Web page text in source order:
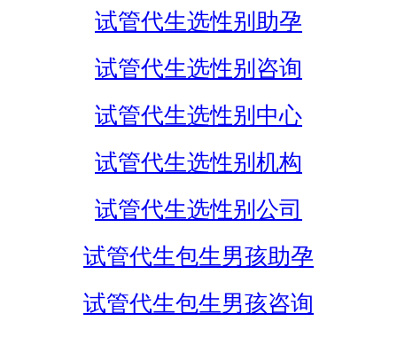
试管代生选性别助孕
试管代生选性别咨询
试管代生选性别中心
试管代生选性别机构
试管代生选性别公司
试管代生包生男孩助孕
试管代生包生男孩咨询